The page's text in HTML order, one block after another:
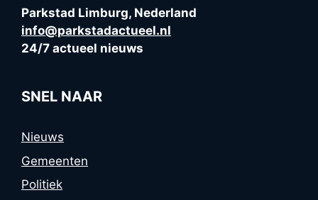
Parkstad Limburg, Nederland
info@parkstadactueel.nl
24/7 actueel nieuws
SNEL NAAR
Nieuws
Gemeenten
Politiek